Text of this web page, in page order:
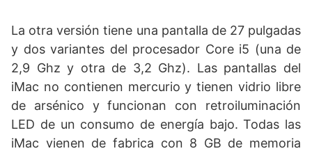
La otra versión tiene una pantalla de 27 pulgadas
y dos variantes del procesador Core i5 (una de
2,9 Ghz y otra de 3,2 Ghz). Las pantallas del
iMac no contienen mercurio y tienen vidrio libre
de arsénico y funcionan con retroiluminación
LED de un consumo de energía bajo. Todas las
iMac vienen de fabrica con 8 GB de memoria